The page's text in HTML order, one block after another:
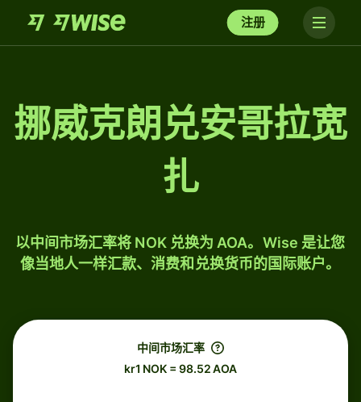
注册
挪威克朗兑安哥拉宽
扎
以中间市场汇率将 NOK 兑换为 AOA。Wise 是让您
像当地人一样汇款、消费和兑换货币的国际账户。
中间市场汇率
kr1 NOK = 98.52 AOA